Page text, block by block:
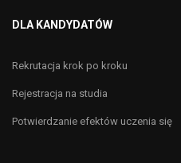
DLA KANDYDATÓW
Rekrutacja krok po kroku
Rejestracja na studia
Potwierdzanie efektów uczenia się